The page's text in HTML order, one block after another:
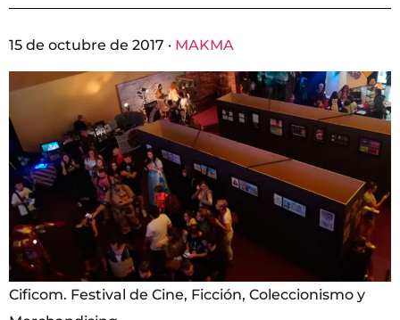
15 de octubre de 2017 · MAKMA
Cificom. Festival de Cine, Ficción, Coleccionismo y